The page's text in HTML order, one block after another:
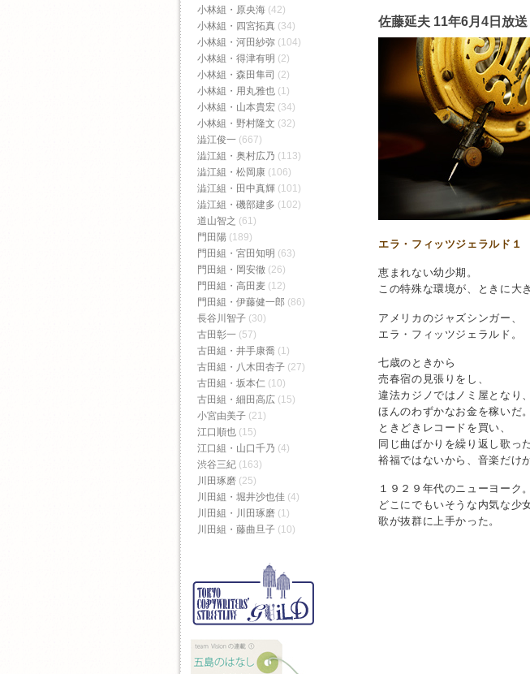
佐藤延夫 11年6月4日放送
エラ・フィッツジェラルド１
恵まれない幼少期。
この特殊な環境が、ときに大
アメリカのジャズシンガー、
エラ・フィッツジェラルド。
七歳のときから
売春宿の見張りをし、
違法カジノではノミ屋となり、
ほんのわずかなお金を稼いだ。
ときどきレコードを買い、
同じ曲ばかりを繰り返し歌った
裕福ではないから、音楽だけ
１９２９年代のニューヨーク。
どこにでもいそうな内気な少
歌が抜群に上手かった。
小林組・原央海 (42)
小林組・四宮拓真 (34)
小林組・河田紗弥 (104)
小林組・得津有明 (2)
小林組・森田隼司 (2)
小林組・用丸雅也 (1)
小林組・山本貴宏 (34)
小林組・野村隆文 (32)
澁江俊一 (667)
澁江組・奥村広乃 (113)
澁江組・松岡康 (106)
澁江組・田中真輝 (101)
澁江組・磯部建多 (102)
道山智之 (61)
門田陽 (189)
門田組・宮田知明 (63)
門田組・岡安徹 (26)
門田組・高田麦 (12)
門田組・伊藤健一郎 (86)
長谷川智子 (30)
古田彰一 (57)
古田組・井手康喬 (1)
古田組・八木田杏子 (27)
古田組・坂本仁 (10)
古田組・細田高広 (15)
小宮由美子 (21)
江口順也 (15)
江口組・山口千乃 (4)
渋谷三紀 (163)
川田琢磨 (25)
川田組・堀井沙也佳 (4)
川田組・川田琢磨 (1)
川田組・藤曲旦子 (10)